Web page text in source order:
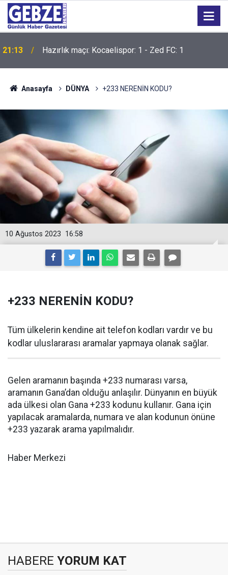
21:13 Hazırlık maçı: Kocaelispor: 1 - Zed FC: 1
Anasayfa DÜNYA +233 NERENİN KODU?
16:58
10 Ağustos 2023
+233 NERENİN KODU?
Tüm ülkelerin kendine ait telefon kodları vardır ve bu
kodlar uluslararası aramalar yapmaya olanak sağlar.
Gelen aramanın başında +233 numarası varsa,
aramanın Gana’dan olduğu anlaşılır. Dünyanın en büyük
ada ülkesi olan Gana +233 kodunu kullanır. Gana için
yapılacak aramalarda, numara ve alan kodunun önüne
+233 yazarak arama yapılmalıdır.
Haber Merkezi
HABERE YORUM KAT